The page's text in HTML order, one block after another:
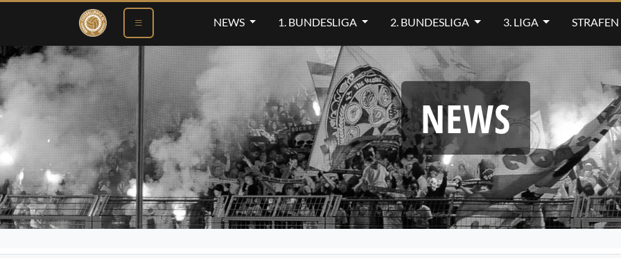
NEWS 1. BUNDESLIGA 2. BUNDESLIGA 3. LIGA STRAFEN
NEWS